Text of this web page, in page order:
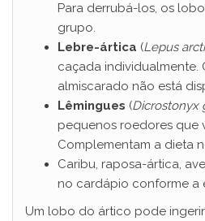
Para derrubá-los, os
grupo.
Lebre-ártica (Lepus
caçada
almiscarado não está
Lêmingues (Dicrostonyx
pequenos roedores que
Complementam a dieta
Caribu, raposa-ártica,
no cardápio conforme a
Um lobo do ártico pode ingerir